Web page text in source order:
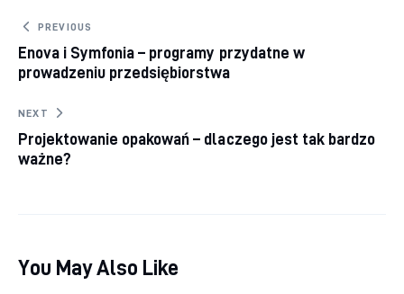
Nawigacja wpisu
PREVIOUS
Enova i Symfonia – programy przydatne w
prowadzeniu przedsiębiorstwa
NEXT
Projektowanie opakowań – dlaczego jest tak bardzo
ważne?
You May Also Like